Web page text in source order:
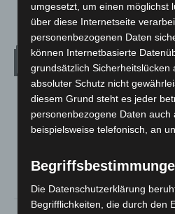
Wetter
LANGENHAGEN
Mäßig Bewölkt
22.9
37% 5.4m/s
umgesetzt, um einen möglichst
über diese Internetseite
personenbezogenen Daten
können Internetbasierte
grundsätzlich Sicherheitslücken
absoluter Schutz nicht
diesem Grund steht es jeder
personenbezogene Daten auch
beispielsweise telefonisch, an
Die Datenschutzerklärung
Begrifflichkeiten, die durch den